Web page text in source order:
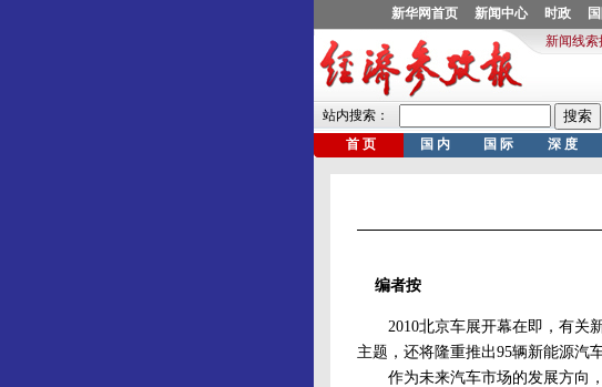
编者按
2010北京车展开幕在即，有关新
主题，还将隆重推出95辆新能源汽车
作为未来汽车市场的发展方向，